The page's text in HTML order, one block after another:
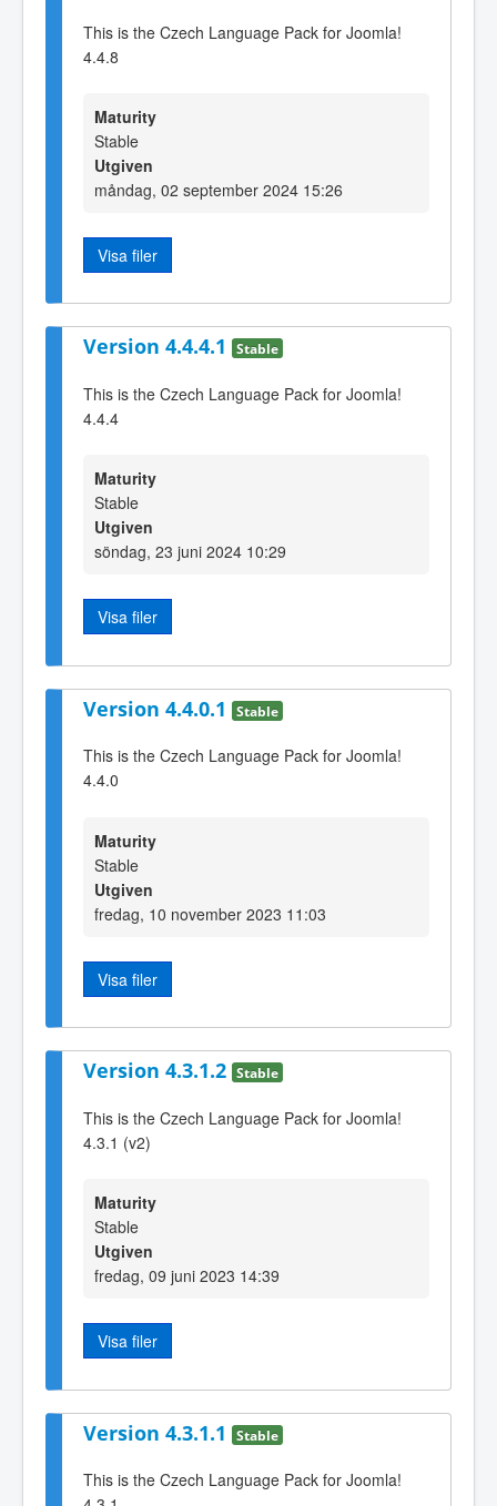
This is the Czech Language Pack for Joomla!
4.4.8
Maturity
Stable
Utgiven
måndag, 02 september 2024 15:26
Visa filer
Version 4.4.4.1 Stable
This is the Czech Language Pack for Joomla!
4.4.4
Maturity
Stable
Utgiven
söndag, 23 juni 2024 10:29
Visa filer
Version 4.4.0.1 Stable
This is the Czech Language Pack for Joomla!
4.4.0
Maturity
Stable
Utgiven
fredag, 10 november 2023 11:03
Visa filer
Version 4.3.1.2 Stable
This is the Czech Language Pack for Joomla!
4.3.1 (v2)
Maturity
Stable
Utgiven
fredag, 09 juni 2023 14:39
Visa filer
Version 4.3.1.1 Stable
This is the Czech Language Pack for Joomla!